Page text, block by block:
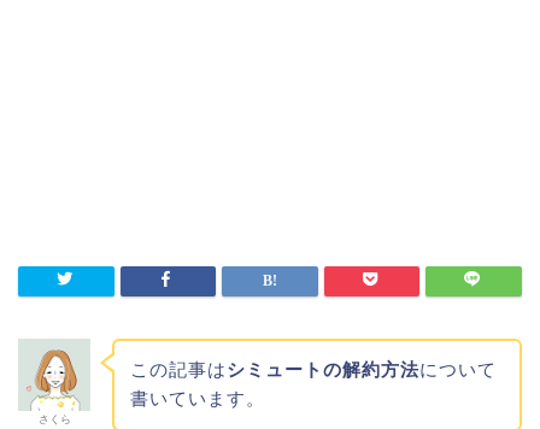
さくら
この記事はシミュートの解約方法について
書いています。